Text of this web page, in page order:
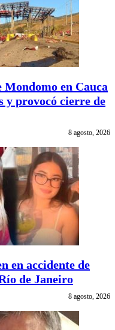
en Cauca
y provocó cierre de
8 agosto, 2026
en accidente de
de Janeiro
8 agosto, 2026